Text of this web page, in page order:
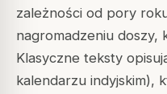
zależności od pory
nagromadzeniu doszy,
Klasyczne teksty
kalendarzu indyjskim),